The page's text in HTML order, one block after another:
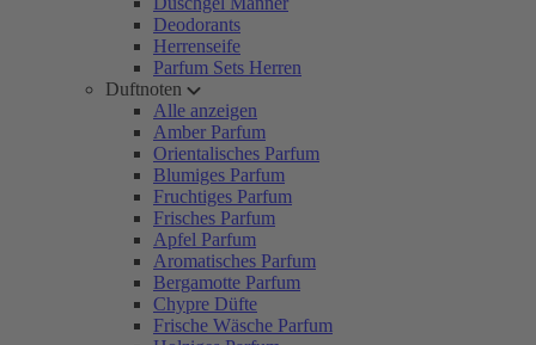
Deodorants
Herrenseife
Parfum Sets Herren
Duftnoten
Alle anzeigen
Amber Parfum
Orientalisches Parfum
Blumiges Parfum
Fruchtiges Parfum
Frisches Parfum
Apfel Parfum
Aromatisches Parfum
Bergamotte Parfum
Chypre Düfte
Frische Wäsche Parfum